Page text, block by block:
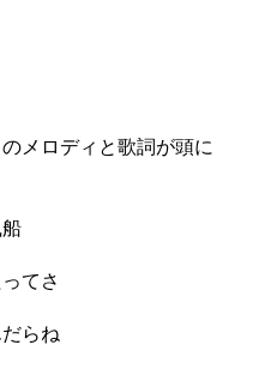
メロディと歌詞が頭に
てさ
らね